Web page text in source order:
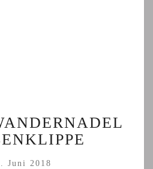
WANDERNADEL
–
Juni 2018